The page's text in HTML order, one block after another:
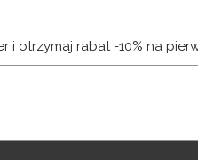
i otrzymaj rabat -10% na